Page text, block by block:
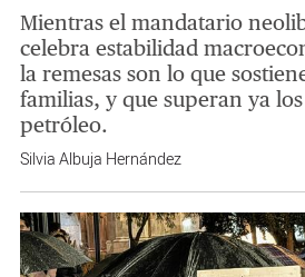
Mientras el mandatario
celebra estabilidad
la remesas son lo que
familias, y que superan ya
petróleo.
Silvia Albuja Hernández